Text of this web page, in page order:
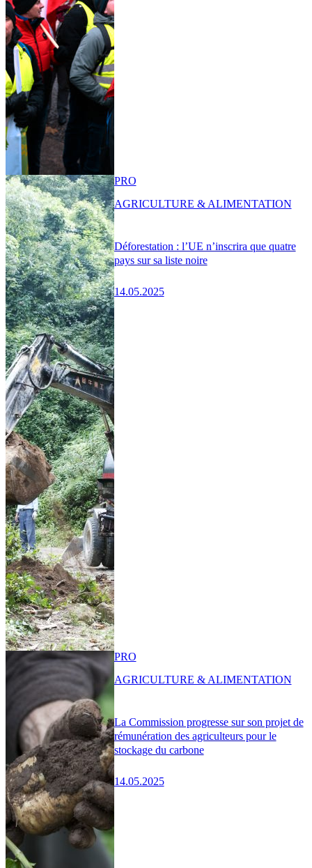
Déforestation : l’UE n’inscrira que quatre
pays sur sa liste noire
14.05.2025
PRO
AGRICULTURE & ALIMENTATION
La Commission progresse sur son projet de
rémunération des agriculteurs pour le
stockage du carbone
14.05.2025
PRO
AGRICULTURE & ALIMENTATION